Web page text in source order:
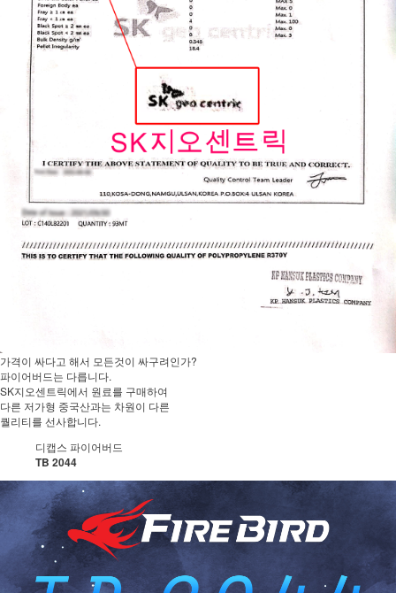
가격이 싸다고 해서 모든것이 싸구려인가?
파이어버드는 다릅니다.
SK지오센트릭에서 원료를 구매하여
다른 저가형 중국산과는 차원이 다른
퀄리티를 선사합니다.
디캡스 파이어버드
TB 2044